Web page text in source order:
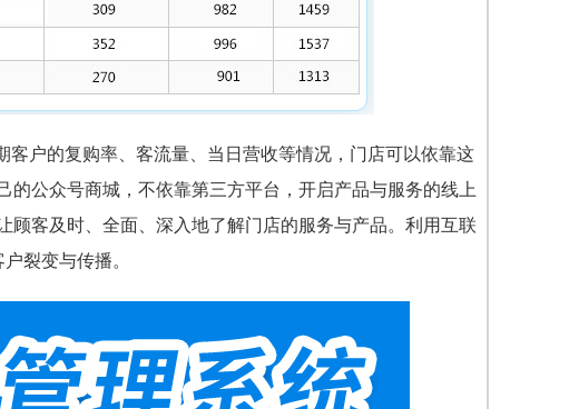
户的复购率、客流量、当日营收等情况，门店可以依靠这
公众号商城，不依靠第三方平台，开启产品与服务的线上
客及时、全面、深入地了解门店的服务与产品。利用互联
裂变与传播。